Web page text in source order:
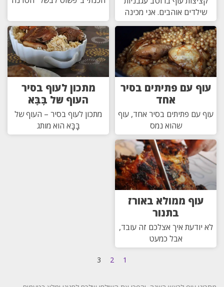
שילדים אוהבים. אני מכינה
עוף עם פתיתים בסיר
אחד
עוף עם פתיתים בסיר אחד, עוף
שהוא נמס
מתכון לעוף בסיר
העוף של בָּבָּא
מתכון לעוף בסיר – העוף של
בָּבָּא הוא מותג
עוף ממולא באורז
בתנור
לא יודעת איך אצלכם זה עובד,
אבל כמעט
1
2
3